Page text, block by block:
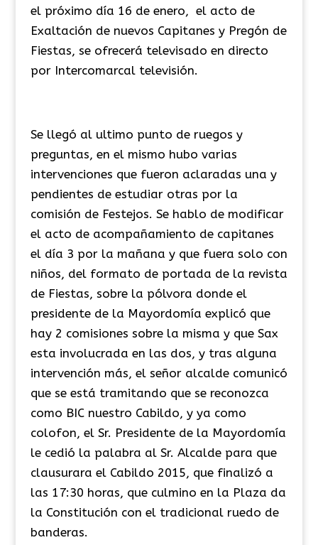
el próximo día 16 de enero, el acto de
Exaltación de nuevos Capitanes y Pregón de
Fiestas, se ofrecerá televisado en directo
por Intercomarcal televisión.
Se llegó al ultimo punto de ruegos y
preguntas, en el mismo hubo varias
intervenciones que fueron aclaradas una y
pendientes de estudiar otras por la
comisión de Festejos. Se hablo de modificar
el acto de acompañamiento de capitanes
el día 3 por la mañana y que fuera solo con
niños, del formato de portada de la revista
de Fiestas, sobre la pólvora donde el
presidente de la Mayordomía explicó que
hay 2 comisiones sobre la misma y que Sax
esta involucrada en las dos, y tras alguna
intervención más, el señor alcalde comunicó
que se está tramitando que se reconozca
como BIC nuestro Cabildo, y ya como
colofon, el Sr. Presidente de la Mayordomía
le cedió la palabra al Sr. Alcalde para que
clausurara el Cabildo 2015, que finalizó a
las 17:30 horas, que culmino en la Plaza da
la Constitución con el tradicional ruedo de
banderas.